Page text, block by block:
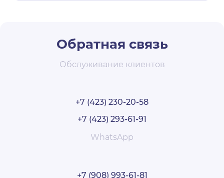
Обратная связь
Обслуживание клиентов
+7 (423) 230-20-58
+7 (423) 293-61-91
WhatsApp
+7 (908) 993-61-81